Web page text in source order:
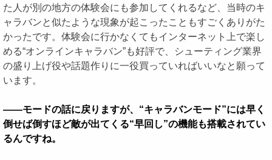
た人が別の地方の体験会にも参加してくれるなど、当時のキ
ャラバンと似たような現象が起こったこともすごくありがた
かったです。体験会に行かなくてもインターネット上で楽し
める“オンラインキャラバン”も好評で、シューティング業界
の盛り上げ役や話題作りに一役買っていればいいなと願って
います。
――モードの話に戻りますが、“キャラバンモード”には早く
倒せば倒すほど敵が出てくる“早回し”の機能も搭載されてい
るんですね。